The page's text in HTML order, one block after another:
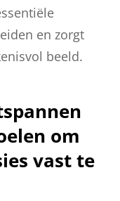
en zorgt
beeld.
om
vast te